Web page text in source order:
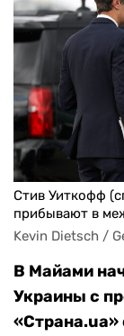
Стив Уиткофф
прибывают в
Kevin Dietsch /
В Майами
Украины с
«Страна.ua»